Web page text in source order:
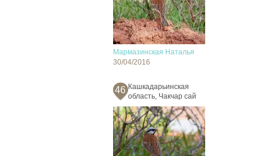
Мармазинская Наталья
30/04/2016
46 Кашкадарьинская
область, Чакчар сай